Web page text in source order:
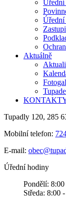
Úřední
Aktuálně
Tupadly 120, 285
Mobilní telefon:
E-mail:
Úřední hodiny
Pondělí:
Středa: 8:00